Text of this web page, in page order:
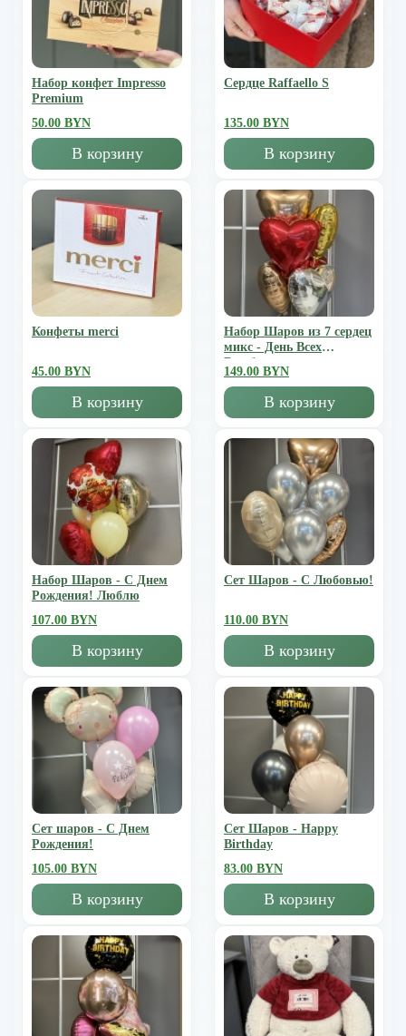
Набор конфет Impresso
Premium
50.00 BYN
В корзину
Сердце Raffaello S
135.00 BYN
В корзину
Конфеты merci
45.00 BYN
В корзину
Набор Шаров из 7 сердец
микс - День Всех
Влюбленных
149.00 BYN
В корзину
Набор Шаров - С Днем
Рождения! Люблю
107.00 BYN
В корзину
Сет Шаров - С Любовью!
110.00 BYN
В корзину
Сет шаров - С Днем
Рождения!
105.00 BYN
В корзину
Сет Шаров - Happy
Birthday
83.00 BYN
В корзину